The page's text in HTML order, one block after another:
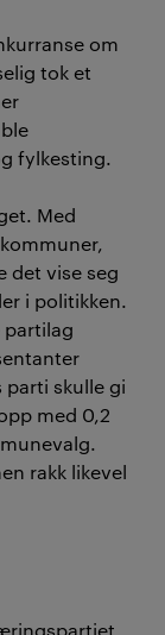
om
tok et
fylkesting.
Med
det vise seg
i politikken.
partilag
skulle gi
med 0,2
rakk likevel